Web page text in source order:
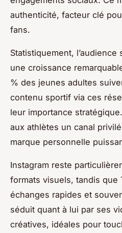
authenticité, facteur clé
fans.
Statistiquement,
une croissance
% des jeunes adultes
contenu sportif via ces
leur importance
aux athlètes un canal
marque personnelle
Instagram reste
formats visuels, tandis que
échanges rapides et
séduit quant à lui par ses
créatives, idéales pour